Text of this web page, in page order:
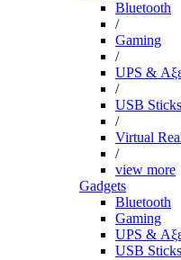
Bluetooth
/
Gaming
/
UPS &
/
USB Sticks
/
Virtual
/
view more
Gadgets
Bluetooth
Gaming
UPS &
USB Sticks